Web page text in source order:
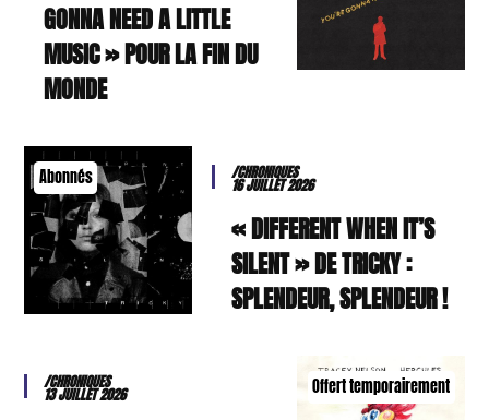
GONNA NEED A LITTLE
MUSIC » POUR LA FIN DU
MONDE
Abonnés /CHRONIQUES
16 JUILLET 2026
« DIFFERENT WHEN IT’S
SILENT » DE TRICKY :
SPLENDEUR, SPLENDEUR !
Offert temporairement
/CHRONIQUES
13 JUILLET 2026